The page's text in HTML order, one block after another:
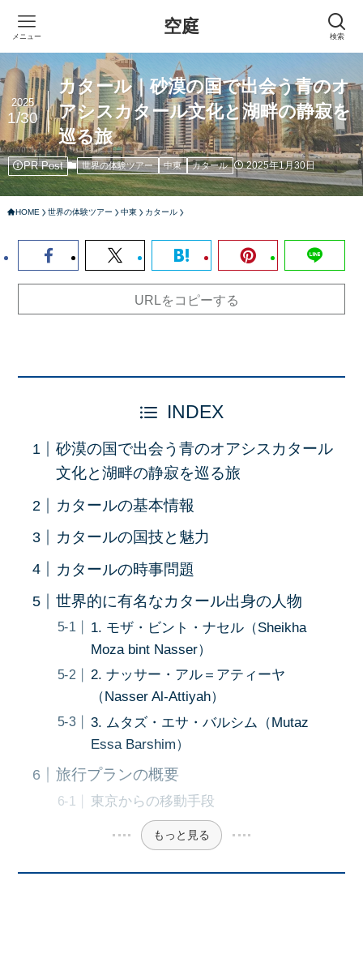
空庭 検索
メニュー
カタール｜砂漠の国で出会う青のオ
アシスカタール文化と湖畔の静寂を
巡る旅
2025
1/30
PR Post 世界の体験ツアー 中東 カタール 2025年1月30日
HOME 世界の体験ツアー 中東 カタール
URLをコピーする
INDEX
砂漠の国で出会う青のオアシスカタール
文化と湖畔の静寂を巡る旅
カタールの基本情報
カタールの国技と魅力
カタールの時事問題
世界的に有名なカタール出身の人物
1. モザ・ビント・ナセル（Sheikha
Moza bint Nasser）
2. ナッサー・アル＝アティーヤ
（Nasser Al-Attiyah）
3. ムタズ・エサ・バルシム（Mutaz
Essa Barshim）
旅行プランの概要
東京からの移動手段
もっと見る